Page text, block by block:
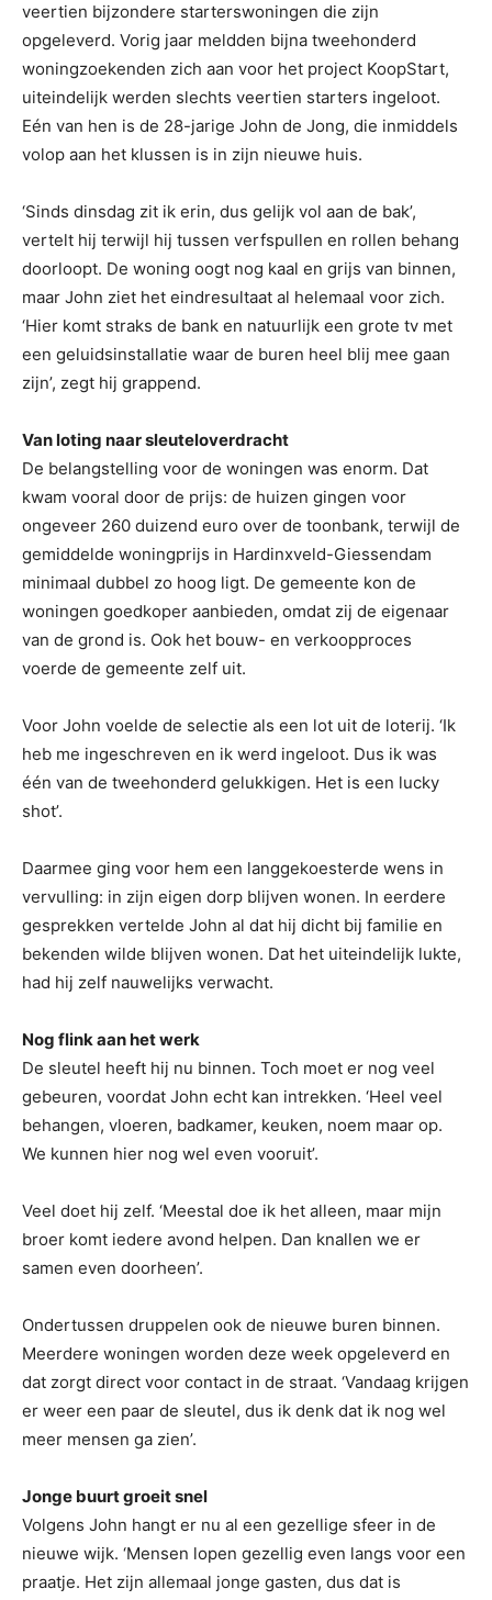
veertien bijzondere starterswoningen die zijn
opgeleverd. Vorig jaar meldden bijna tweehonderd
woningzoekenden zich aan voor het project KoopStart,
uiteindelijk werden slechts veertien starters ingeloot.
Eén van hen is de 28-jarige John de Jong, die inmiddels
volop aan het klussen is in zijn nieuwe huis.
‘Sinds dinsdag zit ik erin, dus gelijk vol aan de bak’,
vertelt hij terwijl hij tussen verfspullen en rollen behang
doorloopt. De woning oogt nog kaal en grijs van binnen,
maar John ziet het eindresultaat al helemaal voor zich.
‘Hier komt straks de bank en natuurlijk een grote tv met
een geluidsinstallatie waar de buren heel blij mee gaan
zijn’, zegt hij grappend.
Van loting naar sleuteloverdracht
De belangstelling voor de woningen was enorm. Dat
kwam vooral door de prijs: de huizen gingen voor
ongeveer 260 duizend euro over de toonbank, terwijl de
gemiddelde woningprijs in Hardinxveld-Giessendam
minimaal dubbel zo hoog ligt. De gemeente kon de
woningen goedkoper aanbieden, omdat zij de eigenaar
van de grond is. Ook het bouw- en verkoopproces
voerde de gemeente zelf uit.
Voor John voelde de selectie als een lot uit de loterij. ‘Ik
heb me ingeschreven en ik werd ingeloot. Dus ik was
één van de tweehonderd gelukkigen. Het is een lucky
shot’.
Daarmee ging voor hem een langgekoesterde wens in
vervulling: in zijn eigen dorp blijven wonen. In eerdere
gesprekken vertelde John al dat hij dicht bij familie en
bekenden wilde blijven wonen. Dat het uiteindelijk lukte,
had hij zelf nauwelijks verwacht.
Nog flink aan het werk
De sleutel heeft hij nu binnen. Toch moet er nog veel
gebeuren, voordat John echt kan intrekken. ‘Heel veel
behangen, vloeren, badkamer, keuken, noem maar op.
We kunnen hier nog wel even vooruit’.
Veel doet hij zelf. ‘Meestal doe ik het alleen, maar mijn
broer komt iedere avond helpen. Dan knallen we er
samen even doorheen’.
Ondertussen druppelen ook de nieuwe buren binnen.
Meerdere woningen worden deze week opgeleverd en
dat zorgt direct voor contact in de straat. ‘Vandaag krijgen
er weer een paar de sleutel, dus ik denk dat ik nog wel
meer mensen ga zien’.
Jonge buurt groeit snel
Volgens John hangt er nu al een gezellige sfeer in de
nieuwe wijk. ‘Mensen lopen gezellig even langs voor een
praatje. Het zijn allemaal jonge gasten, dus dat is